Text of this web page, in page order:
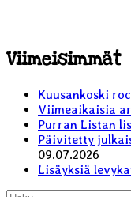
Viimeisimmät
Kuusankoski
Viimeaikaisia
Purran Listan
Päivitetty
09.07.2026
Lisäyksiä